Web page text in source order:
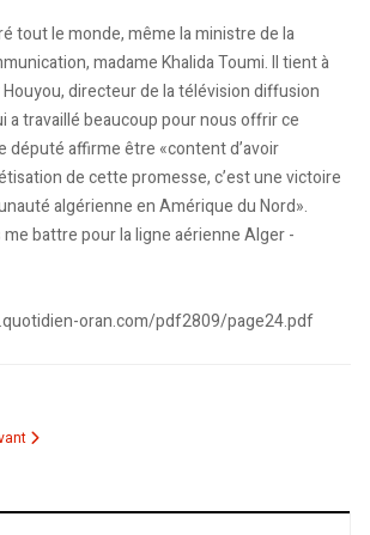
tout le monde, même la ministre de la
madame Khalida Toumi. Il tient à
directeur de la télévision diffusion
a travaillé beaucoup pour nous offrir ce
député affirme être «content d’avoir
de cette promesse, c’est une victoire
algérienne en Amérique du Nord».
me battre pour la ligne aérienne Alger -
oran.com/pdf2809/page24.pdf
Thalie: trésor d'Orient
suivant : Le Collier d'Hélène - Femme-objet